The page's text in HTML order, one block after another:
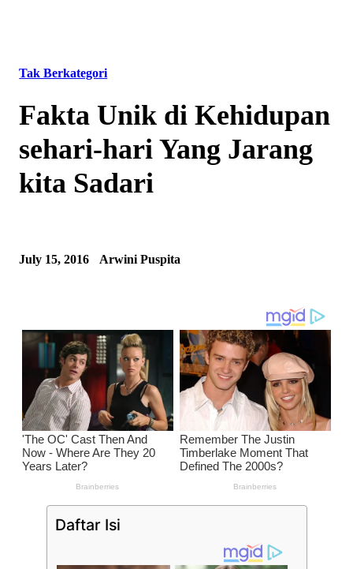
Tak Berkategori
Fakta Unik di Kehidupan
sehari-hari Yang Jarang
kita Sadari
July 15, 2016 Arwini Puspita
Daftar Isi